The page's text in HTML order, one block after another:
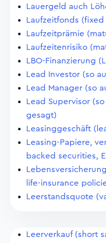
Lauergeld auch
Laufzeitfonds
Laufzeitprämie
Laufzeitenrisiko
LBO-Finanzierung
Lead Investor (so
Lead Manager (so
Lead Supervisor
gesagt)
Leasinggeschäft
Leasing-Papiere,
backed securities,
life-insurance
Leerstandsquote
Leerverkauf (short